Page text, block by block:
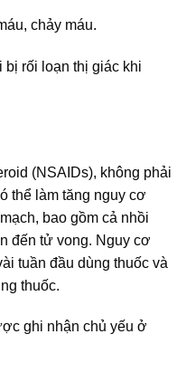
chảy máu.
rối loạn thị giác khi
(NSAIDs), không phải
thể làm tăng nguy cơ
bao gồm cả nhồi
đến tử vong. Nguy cơ
tuần đầu dùng thuốc và
thuốc.
ghi nhận chủ yếu ở